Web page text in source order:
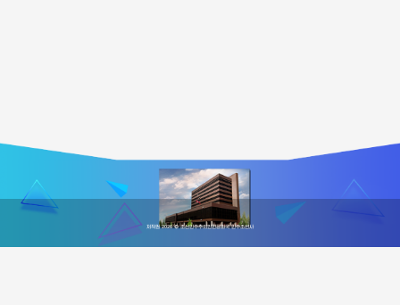
저작권 2026 © 조선민주주의인민공화국 민주조선사